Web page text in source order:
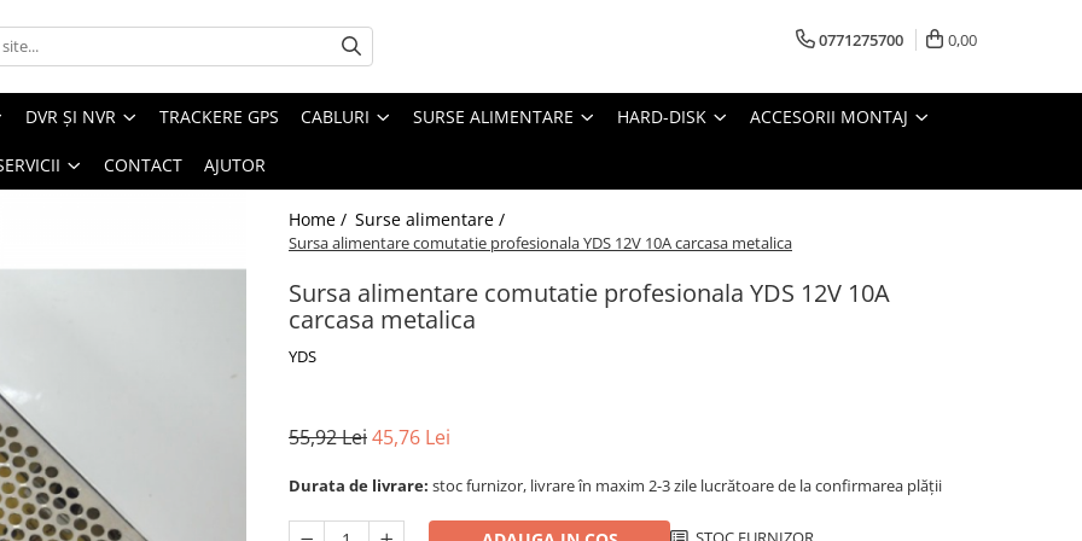
0771275700 0,00
DVR ȘI NVR TRACKERE GPS CABLURI SURSE ALIMENTARE HARD-DISK ACCESORII MONTAJ
CONTACT AJUTOR
Home / Surse alimentare /
Sursa alimentare comutatie profesionala YDS 12V 10A carcasa metalica
Sursa alimentare comutatie profesionala YDS 12V 10A
carcasa metalica
YDS
55,92 Lei45,76 Lei
Durata de livrare: stoc furnizor, livrare în maxim 2-3 zile lucrătoare de la confirmarea plății